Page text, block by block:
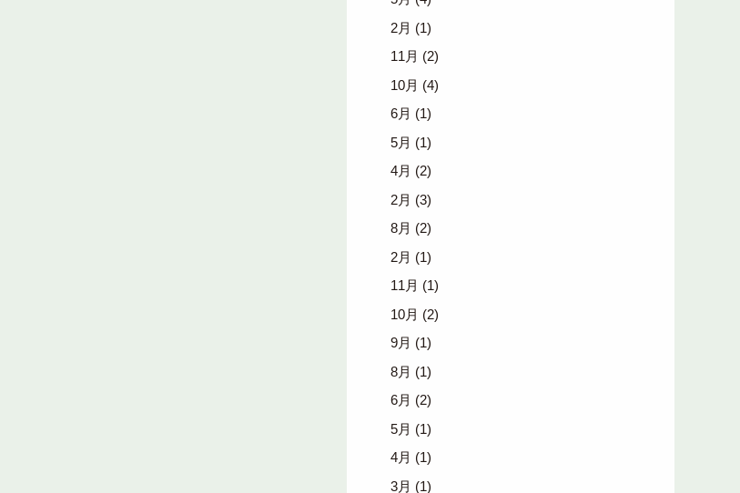
2月 (1)
11月 (2)
10月 (4)
6月 (1)
5月 (1)
4月 (2)
2月 (3)
8月 (2)
2月 (1)
11月 (1)
10月 (2)
9月 (1)
8月 (1)
6月 (2)
5月 (1)
4月 (1)
3月 (1)